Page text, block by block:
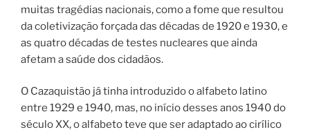
muitas tragédias nacionais, como a fome que resultou
da coletivização forçada das décadas de 1920 e 1930, e
as quatro décadas de testes nucleares que ainda
afetam a saúde dos cidadãos.
O Cazaquistão já tinha introduzido o alfabeto latino
entre 1929 e 1940, mas, no início desses anos 1940 do
século XX, o alfabeto teve que ser adaptado ao cirílico